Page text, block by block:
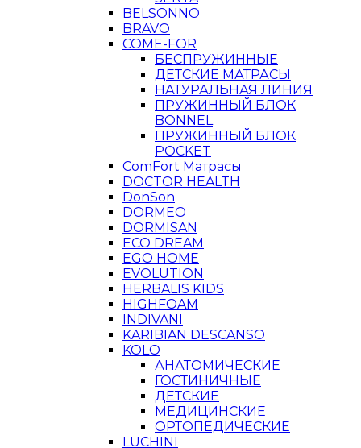
BELSONNO
BRAVO
COME-FOR
БЕСПРУЖИННЫЕ
ДЕТСКИЕ МАТРАСЫ
НАТУРАЛЬНАЯ ЛИНИЯ
ПРУЖИННЫЙ БЛОК
BONNEL
ПРУЖИННЫЙ БЛОК
POCKET
ComFort Матрасы
DOCTOR HEALTH
DonSon
DORMEO
DORMISAN
ECO DREAM
EGO HOME
EVOLUTION
HERBALIS KIDS
HIGHFOAM
INDIVANI
KARIBIAN DESCANSO
KOLO
АНАТОМИЧЕСКИЕ
ГОСТИНИЧНЫЕ
ДЕТСКИЕ
МЕДИЦИНСКИЕ
ОРТОПЕДИЧЕСКИЕ
LUCHINI